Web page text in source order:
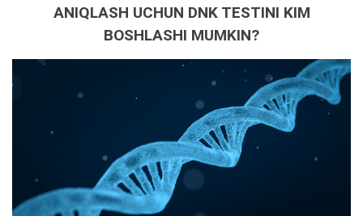
ANIQLASH UCHUN DNK TESTINI KIM
BOSHLASHI MUMKIN?